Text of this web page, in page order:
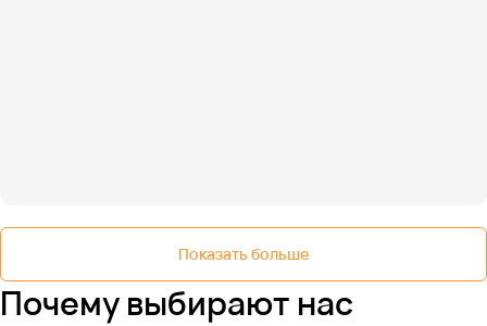
Показать больше
Почему выбирают нас